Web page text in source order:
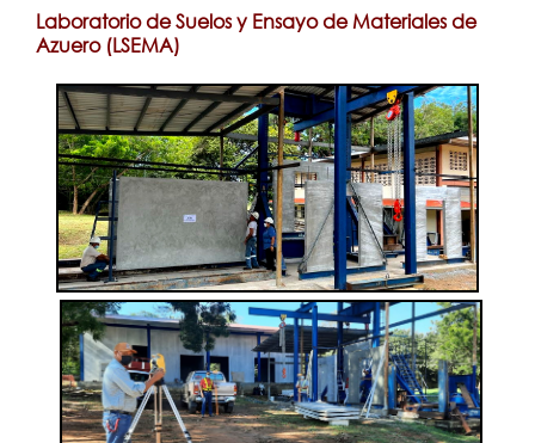
Laboratorio de Suelos y Ensayo de Materiales de
Azuero (LSEMA)